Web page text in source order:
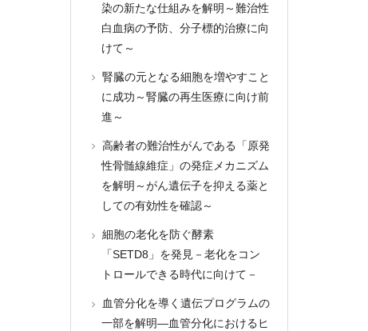
染の新たな仕組みを解明～難治性
白血病の予防、分子標的治療に向
けて～
腎臓の元となる細胞を増やすこと
に成功～腎臓の再生医療に向け前
進～
高齢者の難治性がんである「原発
性骨髄線維症」の発症メカニズム
を解明～がん遺伝子を抑える薬と
しての有効性を確認～
細胞の老化を防ぐ酵素
「SETD8」を発見－老化をコン
トロールできる時代に向けて－
血管分化を導く遺伝プログラムの
一部を解明―血管分化におけるヒ